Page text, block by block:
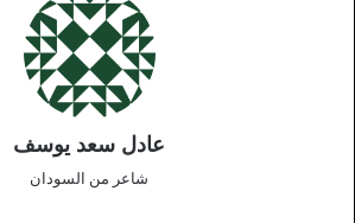
عادل سعد يوسف
شاعر من السودان